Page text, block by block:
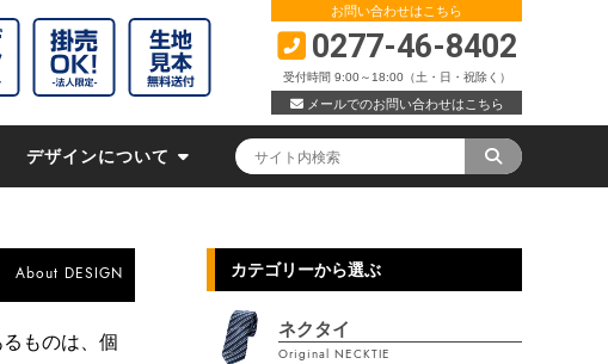
お問い合わせはこちら
0277-46-8402
受付時間 9:00～18:00（土・日・祝除く）
メールでのお問い合わせはこちら
デザインについて
About DESIGN
ものは、個
カテゴリーから選ぶ
ネクタイ
Original NECKTIE